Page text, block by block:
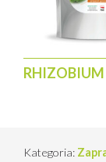
Kategoria: